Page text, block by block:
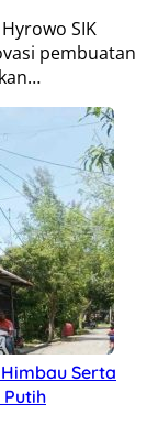
SIK
pembuatan
Serta